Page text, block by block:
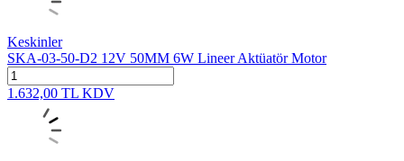
Keskinler
SKA-03-50-D2 12V 50MM 6W Lineer Aktüatör Motor
1.632,00 TL KDV